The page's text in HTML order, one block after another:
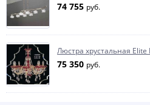
74 755 руб.
Люстра хрустальная
75 350 руб.